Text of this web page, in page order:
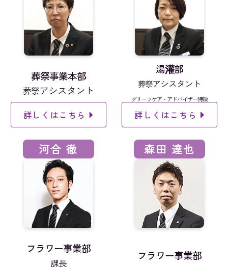
葬祭事業本部
葬祭アシスタント
詳しくはこちら
湯灌部
葬祭アシスタント
グリーフケア・アドバイザー特級
詳しくはこちら
河合 徹
フラワー事業部
課長
森田 達也
フラワー事業部